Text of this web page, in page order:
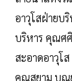
อาวุโสฝ่ายบ
บริหาร คุณศ
สะอาดอาวุโ
คุณสยาม บุณ